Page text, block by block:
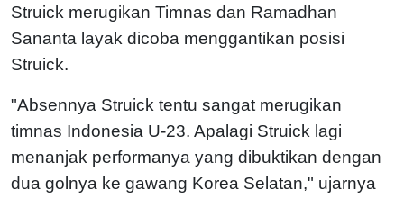
Struick merugikan Timnas dan Ramadhan
Sananta layak dicoba menggantikan posisi
Struick.
"Absennya Struick tentu sangat merugikan
timnas Indonesia U-23. Apalagi Struick lagi
menanjak performanya yang dibuktikan dengan
dua golnya ke gawang Korea Selatan," ujarnya